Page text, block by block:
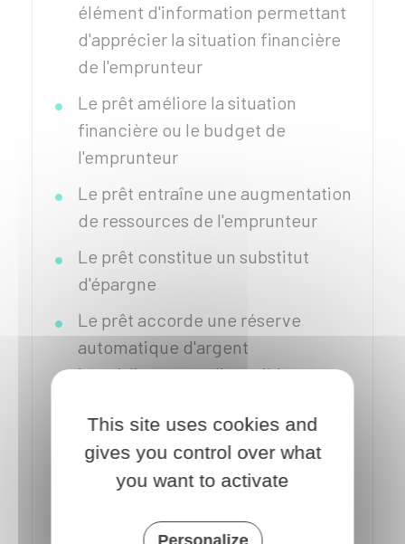
élément d'information permettant
d'apprécier la situation financière
de l'emprunteur
Le prêt améliore la situation
financière ou le budget de
l'emprunteur
Le prêt entraîne une augmentation
de ressources de l'emprunteur
Le prêt constitue un substitut
d'épargne
Le prêt accorde une réserve
automatique d'argent
immédiatement disponible sans
Le prêt est assorti d'une période
d'absence de remboursement des
échéances supérieure à 3.
This site uses cookies and
gives you control over what
you want to activate
Personalize